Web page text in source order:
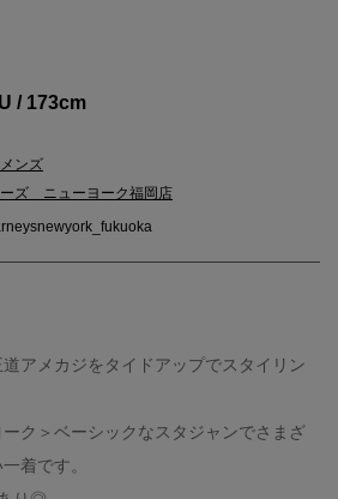
/ 173cm
ンズ
ズ ニューヨーク福岡店
アメカジをタイドアップでスタイリン
ク＞ベーシックなスタジャンでさまざ
着です。